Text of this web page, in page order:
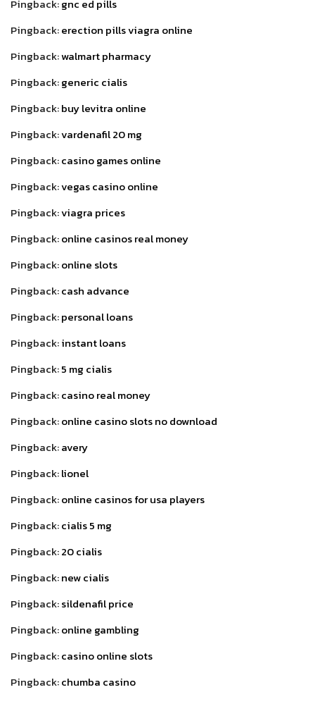
Pingback:gnc ed pills
Pingback:erection pills viagra online
Pingback:walmart pharmacy
Pingback:generic cialis
Pingback:buy levitra online
Pingback:vardenafil 20 mg
Pingback:casino games online
Pingback:vegas casino online
Pingback:viagra prices
Pingback:online casinos real money
Pingback:online slots
Pingback:cash advance
Pingback:personal loans
Pingback:instant loans
Pingback:5 mg cialis
Pingback:casino real money
Pingback:online casino slots no download
Pingback:avery
Pingback:lionel
Pingback:online casinos for usa players
Pingback:cialis 5 mg
Pingback:20 cialis
Pingback:new cialis
Pingback:sildenafil price
Pingback:online gambling
Pingback:casino online slots
Pingback:chumba casino